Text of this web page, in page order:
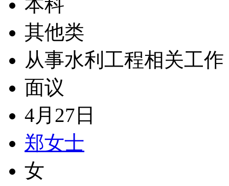
其他类
从事水利工程相关工作
面议
4月27日
郑女士
女